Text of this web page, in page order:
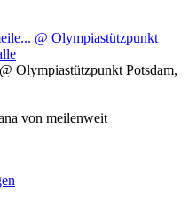
@ Olympiastützpunkt
@ Olympiastützpunkt Potsdam,
von meilenweit